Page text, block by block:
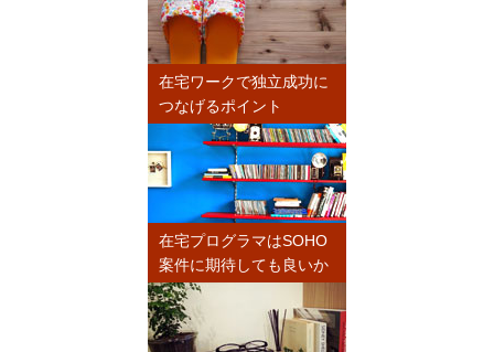
在宅ワークで独立成功に
つなげるポイント
在宅プログラマはSOHO
案件に期待しても良いか